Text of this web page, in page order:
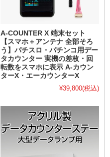
A-COUNTER X 端末セット
【スマホ＋アンテナ 全部そろ
う】パチスロ・パチンコ用デー
タカウンター 実機の差枚・回
転数をスマホに表示 A-カウン
ターX・エーカウンターX
¥39,800(税込)